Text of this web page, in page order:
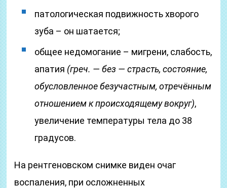
патологическая подвижность хворого
зуба – он шатается;
общее недомогание – мигрени, слабость,
апатия (греч. — без — страсть, состояние,
обусловленное безучастным, отречённым
отношением к происходящему вокруг),
увеличение температуры тела до 38
градусов.
На рентгеновском снимке виден очаг
воспаления, при осложненных